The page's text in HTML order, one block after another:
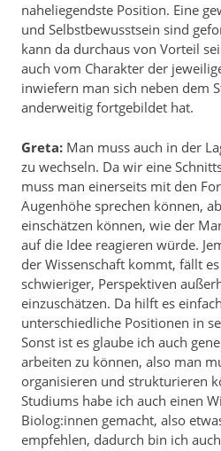
naheliegendste Position. Eine
und Selbstbewusstsein sind
kann da durchaus von Vorteil
auch vom Charakter der
inwiefern man sich neben dem
anderweitig fortgebildet hat.
Greta: Man muss auch in der
zu wechseln. Da wir eine
muss man einerseits mit den
Augenhöhe sprechen können,
einschätzen können, wie der
auf die Idee reagieren würde.
der Wissenschaft kommt, fällt
schwieriger, Perspektiven
einzuschätzen. Da hilft es
unterschiedliche Positionen in
Sonst ist es glaube ich auch
arbeiten zu können, also man
organisieren und strukturieren
Studiums habe ich auch einen
Biolog:innen gemacht, also
empfehlen, dadurch bin ich